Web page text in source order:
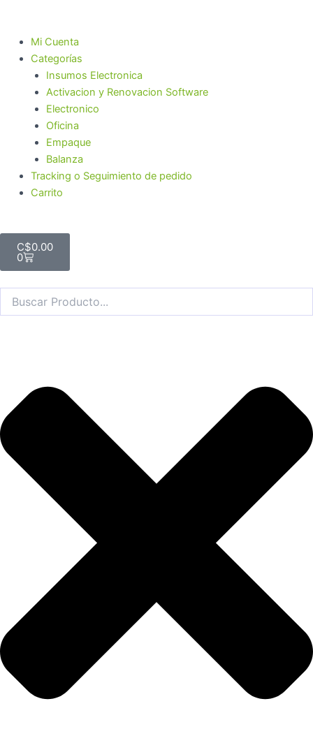
Mi Cuenta
Categorías
Insumos Electronica
Activacion y Renovacion Software
Electronico
Oficina
Empaque
Balanza
Tracking o Seguimiento de pedido
Carrito
C$0.00
0
Cart